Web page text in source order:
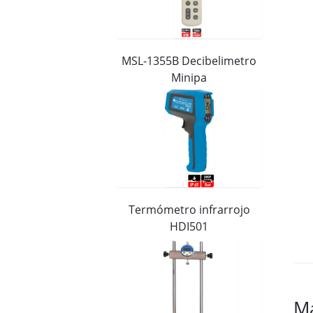
MSL-1355B Decibelimetro
Minipa
Termómetro infrarrojo
HDI501